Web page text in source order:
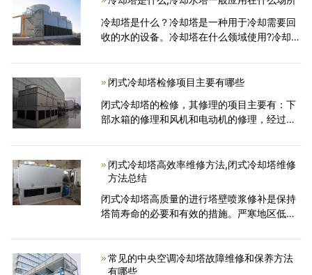
冷却塔是什么？冷却塔是一种用于冷却需要回
收的水的设备。冷却塔在什么领域使用?冷却塔
制革、发泡、发电、汽轮机、铝型材加工、空
压机、工业水冷等领域。应用最广泛的是空调
闭式冷却塔检修项目主要有哪些
闭式冷却塔的检修，其修理的项目主要有：下
部水箱的修理和风机和电动机的修理，经过长
存在，箱底堆积了一层污泥，因此须进行清理
闭式冷却塔高效率维修方法,闭式冷却塔维修
方法总结
闭式冷却塔高质量的进行塔壁喷浆修补是保持
塔筒寿命的必要和有效的措施。严寒地区低质
浆大修周期可达10年。提高喷浆修补的质量是
延长检修周期、减少维修停运的影响、减少维
修
常见的中央空调冷却塔故障维修和保养方法
有哪些